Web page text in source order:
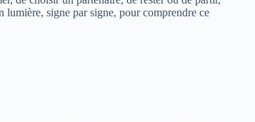
lumière, signe par signe, pour comprendre ce